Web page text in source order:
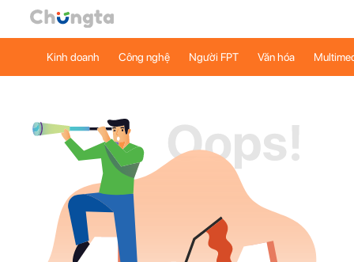
Kinh doanh Công nghệ Người FPT Văn hóa